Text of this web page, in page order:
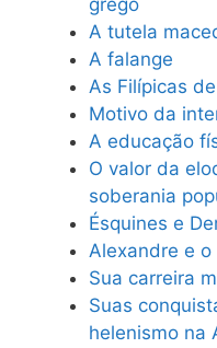
grego
A tutela
A falange
As Filípicas
Motivo da
A educação
O valor da
soberania
Ésquines e
Alexandre e o
Sua carreira
Suas
helenismo na